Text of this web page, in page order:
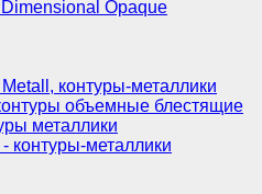
Opaque
контуры-металлики
объемные блестящие
металлики
контуры-металлики